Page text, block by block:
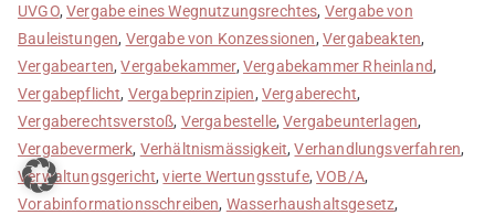
UVGO,Vergabe eines Wegnutzungsrechtes, Vergabe von
Bauleistungen, Vergabe von Konzessionen, Vergabeakten,
Vergabearten,Vergabekammer, Vergabekammer Rheinland,
Vergabepflicht, Vergabeprinzipien, Vergaberecht,
Vergaberechtsverstoß, Vergabestelle,Vergabeunterlagen,
Vergabevermerk, Verhältnismässigkeit,Verhandlungsverfahren,
Verwaltungsgericht,vierte Wertungsstufe,VOB/A,
Vorabinformationsschreiben, Wasserhaushaltsgesetz,